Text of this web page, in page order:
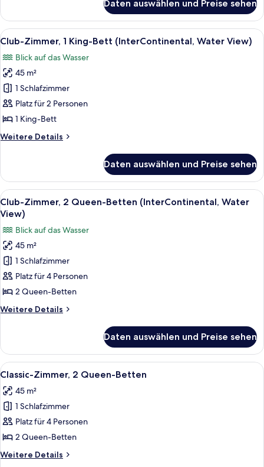
Zimmer,
2 Queen-
Betten
Daten auswählen und Preise sehen
Alle
Fotos
für
Club-
Zimmer,
1 King-
Bett
Water
Ein reichhaltiges Buffet mit
7
Club-Zimmer, 1 King-Bett (InterContinental, Water View)
Blick auf das Wasser
45 m²
1 Schlafzimmer
Platz für 2 Personen
1 King-Bett
Weitere Details
Weitere
Zimmer,
1 King-
Bett
(InterContinental,
Water
View)
Daten auswählen und Preise sehen
Alle
Fotos
Club-
Zimmer,
2 Queen-
Betten
(InterContinental,
Water
View)
Ein reichhaltiges Buffet mit
4
Club-Zimmer, 2 Queen-Betten (InterContinental, Water
View)
Blick auf das Wasser
45 m²
1 Schlafzimmer
Platz für 4 Personen
2 Queen-Betten
Weitere Details
Weitere
Zimmer,
2 Queen-
Betten
Water
View)
Daten auswählen und Preise sehen
Alle
Fotos
für
Classic-
Zimmer,
2 Queen-
Betten
anzeigen
Ein Hotelzimmer mit zwei Betten,
5
Classic-Zimmer, 2 Queen-Betten
45 m²
1 Schlafzimmer
Platz für 4 Personen
2 Queen-Betten
Weitere Details
Weitere